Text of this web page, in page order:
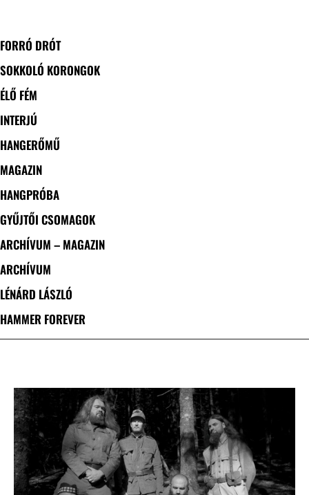
FORRÓ DRÓT
SOKKOLÓ KORONGOK
ÉLŐ FÉM
INTERJÚ
HANGERŐMŰ
MAGAZIN
HANGPRÓBA
GYŰJTŐI CSOMAGOK
ARCHÍVUM – MAGAZIN
ARCHÍVUM
LÉNÁRD LÁSZLÓ
HAMMER FOREVER